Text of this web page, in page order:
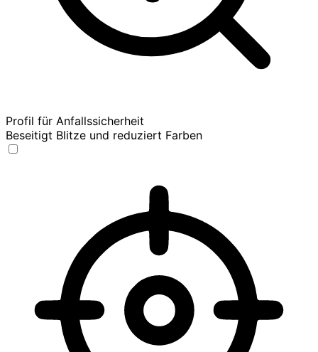
Profil für Anfallssicherheit
Beseitigt Blitze und reduziert Farben